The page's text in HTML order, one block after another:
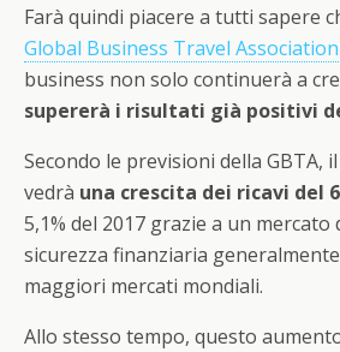
Farà quindi piacere a tutti sapere
Global Business Travel Association
business non solo continuerà a
supererà i risultati già positivi
Secondo le previsioni della GBTA,
vedrà una crescita dei ricavi del
5,1% del 2017 grazie a un mercato
sicurezza finanziaria
maggiori mercati mondiali.
Allo stesso tempo, questo